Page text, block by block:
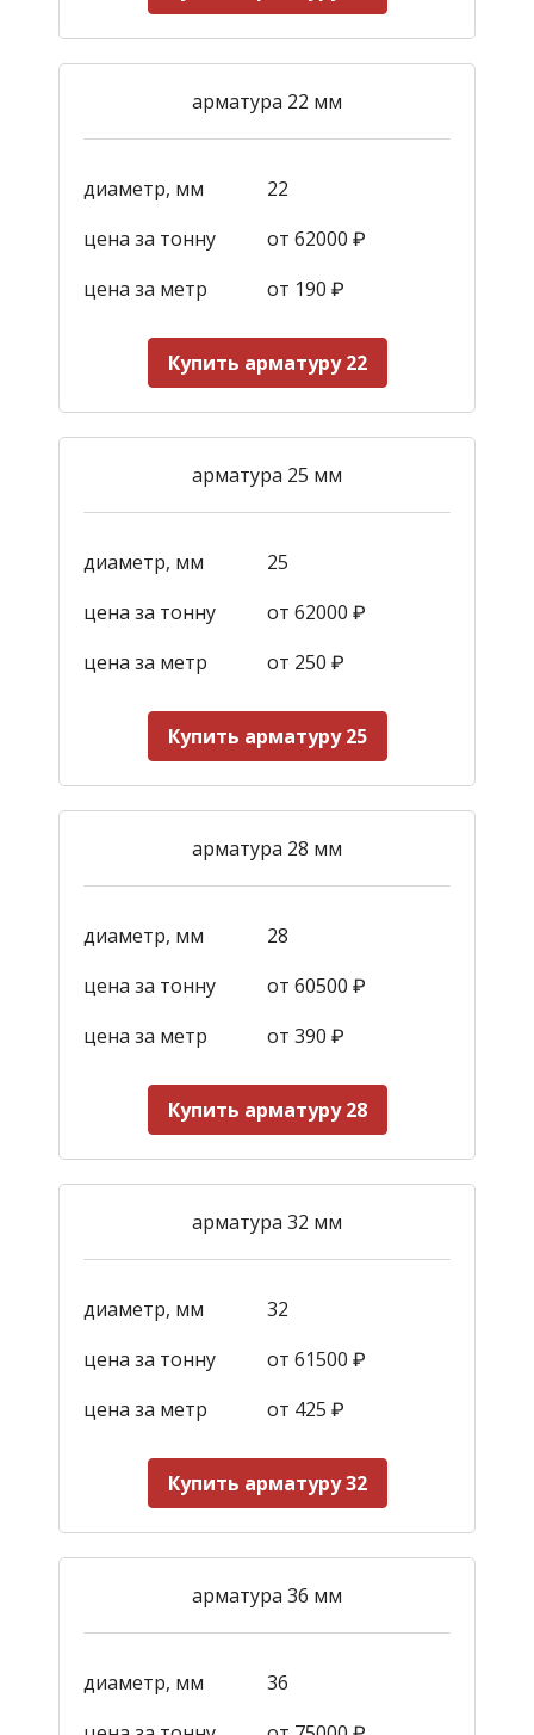
арматура 22 мм
диаметр, мм
22
цена за тонну
от 62000 ₽
цена за метр
от 190 ₽
Купить арматуру 22
арматура 25 мм
диаметр, мм
25
цена за тонну
от 62000 ₽
цена за метр
от 250 ₽
Купить арматуру 25
арматура 28 мм
диаметр, мм
28
цена за тонну
от 60500 ₽
цена за метр
от 390 ₽
Купить арматуру 28
арматура 32 мм
диаметр, мм
32
цена за тонну
от 61500 ₽
цена за метр
от 425 ₽
Купить арматуру 32
арматура 36 мм
диаметр, мм
36